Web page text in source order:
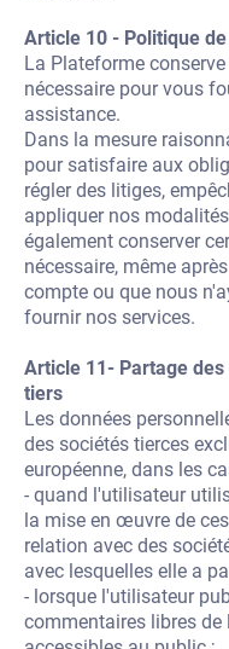
Article 10 - Politique
La Plateforme
nécessaire pour vous
assistance.
Dans la mesure
pour satisfaire aux
régler des litiges,
appliquer nos
également conserver
nécessaire, même
compte ou que nous
fournir nos services.
Article 11- Partage
tiers
Les données
des sociétés tierces
européenne, dans les
- quand l'utilisateur
la mise en œuvre de
relation avec des
avec lesquelles elle a
- lorsque l'utilisateur
commentaires libres